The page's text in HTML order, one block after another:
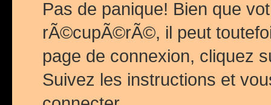
Pas de panique! Bien que
rÃ©cupÃ©rÃ©, il peut
page de connexion, cliquez
Suivez les instructions et